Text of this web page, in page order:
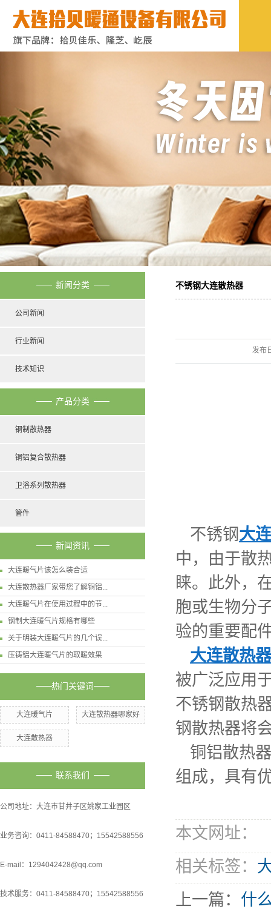
新闻分类
公司新闻
行业新闻
技术知识
产品分类
钢制散热器
铜铝复合散热器
卫浴系列散热器
管件
新闻资讯
大连暖气片该怎么装合适
大连散热器厂家带您了解铜铝...
大连暖气片在使用过程中的节...
钢制大连暖气片规格有哪些
关于明装大连暖气片的几个误...
压铸铝大连暖气片的取暖效果
热门关键词
大连暖气片 大连散热器哪家好
大连散热器
联系我们
公司地址：大连市甘井子区姚家工业园区
业务咨询：0411-84588470；15542588556
E-mail：1294042428@qq.com
技术服务：0411-84588470；15542588556
不锈钢大连散热器
发布
不锈钢大
中，由于散
睐。此外，
胞或生物分
验的重要配
大连散热
被广泛应用
不锈钢散热
钢散热器将
铜铝散热
组成，具有
本文网址：
相关标签：
上一篇： 什